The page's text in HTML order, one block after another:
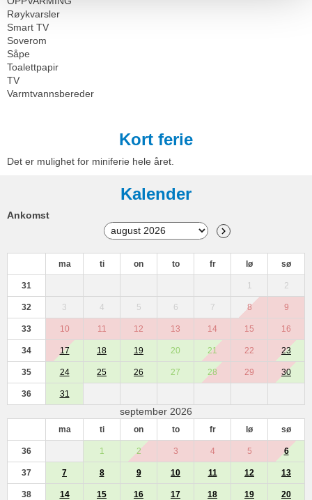
Røykvarsler
Smart TV
Soverom
Såpe
Toalettpapir
TV
Varmtvannsbereder
Kort ferie
Det er mulighet for miniferie hele året.
Kalender
Ankomst
ma ti on to fr lø sø
31 1 2
32 3 4 5 6 7 8 9
33 10 11 12 13 14 15 16
34 17 18 19 20 21 22 23
35 24 25 26 27 28 29 30
36 31
september 2026
ma ti on to fr lø sø
36 1 2 3 4 5 6
37 7 8 9 10 11 12 13
38 14 15 16 17 18 19 20